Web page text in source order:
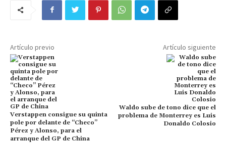
Artículo previo
Verstappen consigue su quinta
pole por delante de “Checo”
Pérez y Alonso, para el
arranque del GP de China
Artículo siguiente
Waldo sube de tono dice que el
problema de Monterrey es Luis
Donaldo Colosio